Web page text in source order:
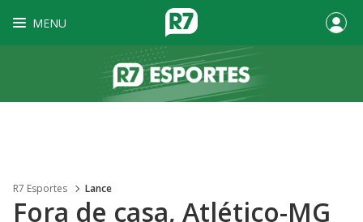
MENU
R7 Esportes Lance
Fora de casa, Atlético-MG